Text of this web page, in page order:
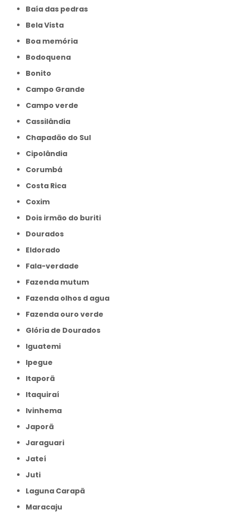
Baía das pedras
Bela Vista
Boa memória
Bodoquena
Bonito
Campo Grande
Campo verde
Cassilândia
Chapadão do Sul
Cipolândia
Corumbá
Costa Rica
Coxim
Dois irmão do buriti
Dourados
Eldorado
Fala-verdade
Fazenda mutum
Fazenda olhos d agua
Fazenda ouro verde
Glória de Dourados
Iguatemi
Ipegue
Itaporã
Itaquiraí
Ivinhema
Japorã
Jaraguari
Jateí
Juti
Laguna Carapã
Maracaju